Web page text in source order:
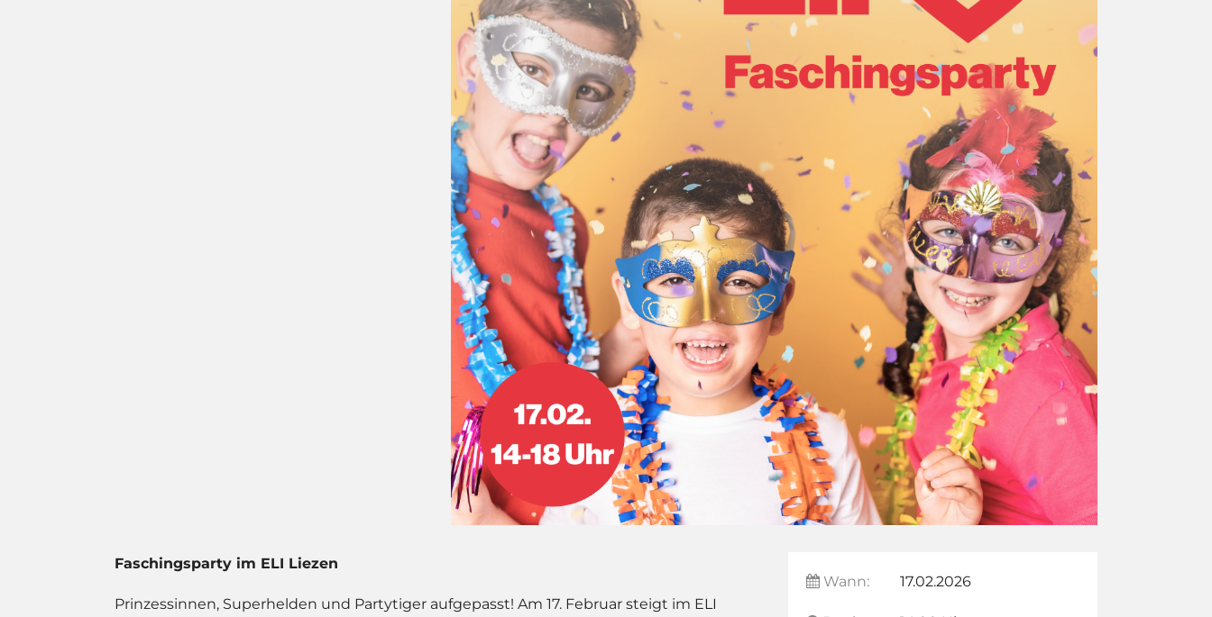
Faschingsparty im ELI Liezen
Prinzessinnen, Superhelden und Partytiger aufgepasst! Am 17. Februar steigt im ELI
Wann: 17.02.2026